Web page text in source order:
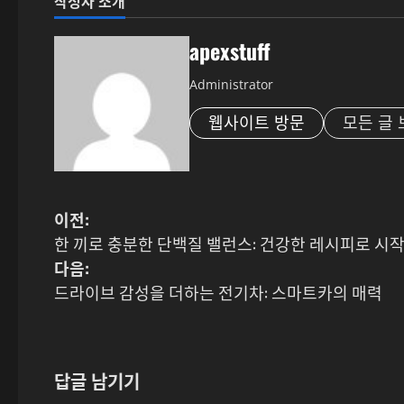
apexstuff
Administrator
웹사이트 방문 모든 글
게
시
물
비
이전:
한 끼로 충분한 단백질 밸런스: 건강한 레시피로 시
다음:
드라이브 감성을 더하는 전기차: 스마트카의 매력
답글 남기기